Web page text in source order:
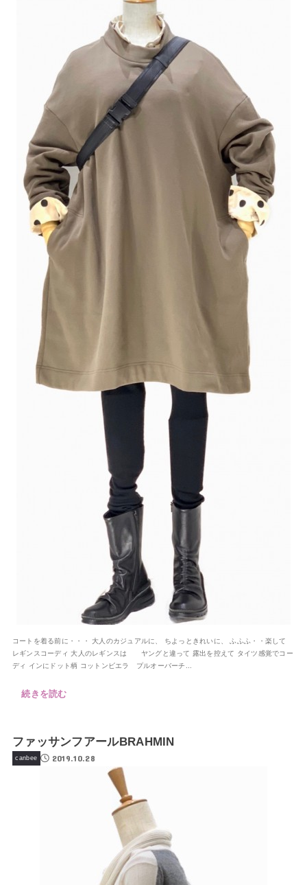
コートを着る前に・・・ 大人のカジュアルに、 ちよっときれいに、 ふふふ・・楽して
レギンスコーディ 大人のレギンスは ヤングと違って 露出を控えて タイツ感覚でコー
ディ インにドット柄 コットンビエラ プルオーバーチ...
続きを読む
ファッサンフアールBRAHMIN
canbee 2019.10.28